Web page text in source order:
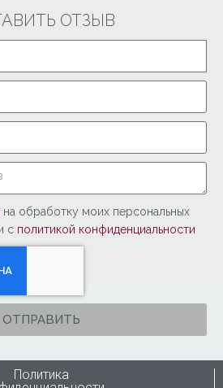
ОТЗЫВ
на обработку моих персональных
с политикой конфиденциальности
ОТПРАВИТЬ
Политика